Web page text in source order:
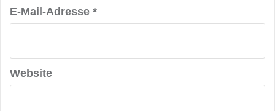
E-Mail-Adresse *
Website